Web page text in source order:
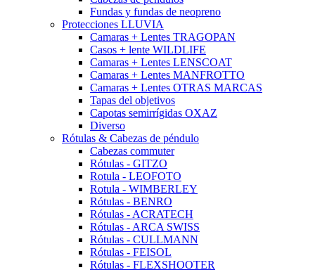
Fundas y fundas de neopreno
Protecciones LLUVIA
Camaras + Lentes TRAGOPAN
Casos + lente WILDLIFE
Camaras + Lentes LENSCOAT
Camaras + Lentes MANFROTTO
Camaras + Lentes OTRAS MARCAS
Tapas del objetivos
Capotas semirrígidas OXAZ
Diverso
Rótulas & Cabezas de péndulo
Cabezas commuter
Rótulas - GITZO
Rotula - LEOFOTO
Rotula - WIMBERLEY
Rótulas - BENRO
Rótulas - ACRATECH
Rótulas - ARCA SWISS
Rótulas - CULLMANN
Rótulas - FEISOL
Rótulas - FLEXSHOOTER